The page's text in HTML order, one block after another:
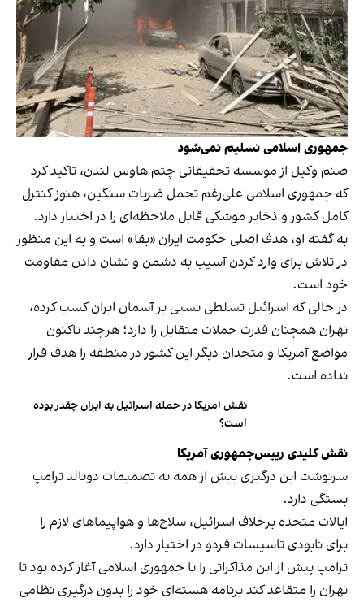
جمهوریاسلامیتسلیمنمی‌شود
صنم وکیل از موسسه تحقیقاتی چتم هاوس لندن، تاکید کرد
که جمهوری اسلامی علی‌رغم تحمل ضربات سنگین، هنوز کنترل
کامل کشور و ذخایر موشکی قابل ملاحظه‌ای را در اختیار دارد.
به گفته او، هدف اصلی حکومت ایران «بقا» است و به این منظور
در تلاش برای وارد کردن آسیب به دشمن و نشان دادن مقاومت
خود است.
در حالی که اسرائیل تسلطی نسبی بر آسمان ایران کسب کرده،
تهران همچنان قدرت حملات متقابل را دارد؛ هرچند تاکنون
مواضع آمریکا و متحدان دیگر این کشور در منطقه را هدف قرار
نداده است.
نقش آمریکا در حمله اسرائیل به ایران چقدر بوده
است؟
نقشکلیدی رییس‌جمهوری آمریکا
سرنوشت این درگیری بیش از همه به تصمیمات دونالد ترامپ
بستگی دارد.
ایالات متحده برخلاف اسرائیل، سلاح‌ها و هواپیماهای لازم را
برای نابودی تاسیسات فردو در اختیار دارد.
ترامپ پیش از این مذاکراتی را با جمهوری اسلامی آغاز کرده بود تا
تهران را متقاعد کند برنامه هسته‌ای خود را بدون درگیری نظامی